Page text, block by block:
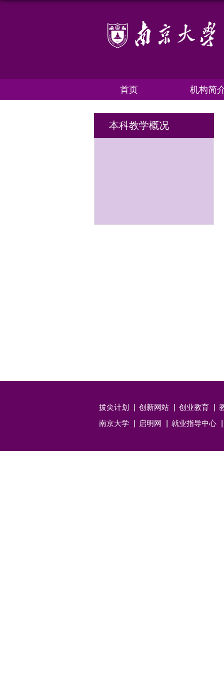
首页 机构简
本科教学概况
拔尖计划 创新网站 创业教育
南京大学
启明网 就业指导中心